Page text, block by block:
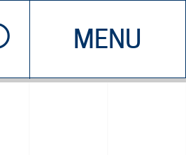
MENU
CHI SIAMO
EDDYBURG